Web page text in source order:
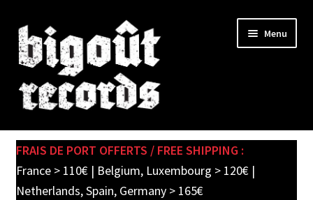
Skip
to
navigation
Skip
to
content
Menu
SHOP
child
PRE-ORDERS
FRAIS DE PORT OFFERTS / FREE SHIPPING :
France > 110€ | Belgium, Luxembourg > 120€ |
Netherlands, Spain, Germany > 165€